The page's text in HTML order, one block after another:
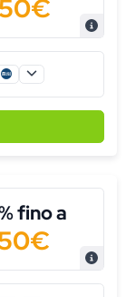
fino a